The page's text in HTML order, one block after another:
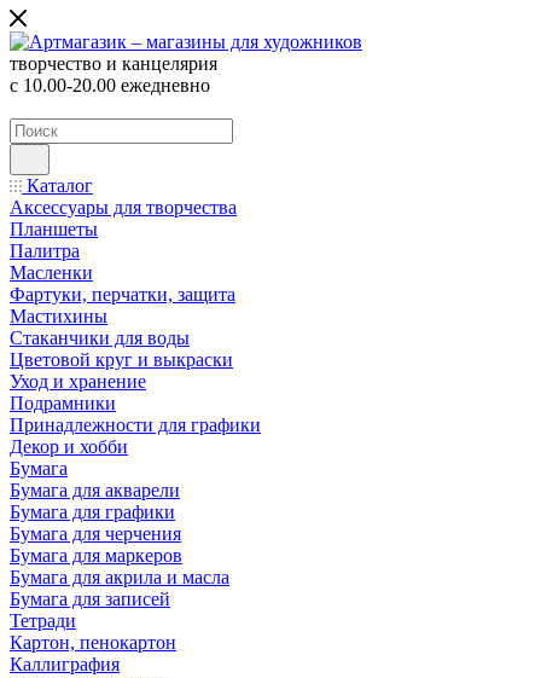
творчество и канцелярия
с 10.00-20.00 ежедневно
Каталог
Аксессуары для творчества
Планшеты
Палитра
Масленки
Фартуки, перчатки, защита
Мастихины
Стаканчики для воды
Цветовой круг и выкраски
Уход и хранение
Подрамники
Принадлежности для графики
Декор и хобби
Бумага
Бумага для акварели
Бумага для графики
Бумага для черчения
Бумага для маркеров
Бумага для акрила и масла
Бумага для записей
Тетради
Картон, пенокартон
Каллиграфия